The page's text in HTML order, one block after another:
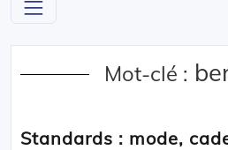
Mot-clé :
Standards : mode,